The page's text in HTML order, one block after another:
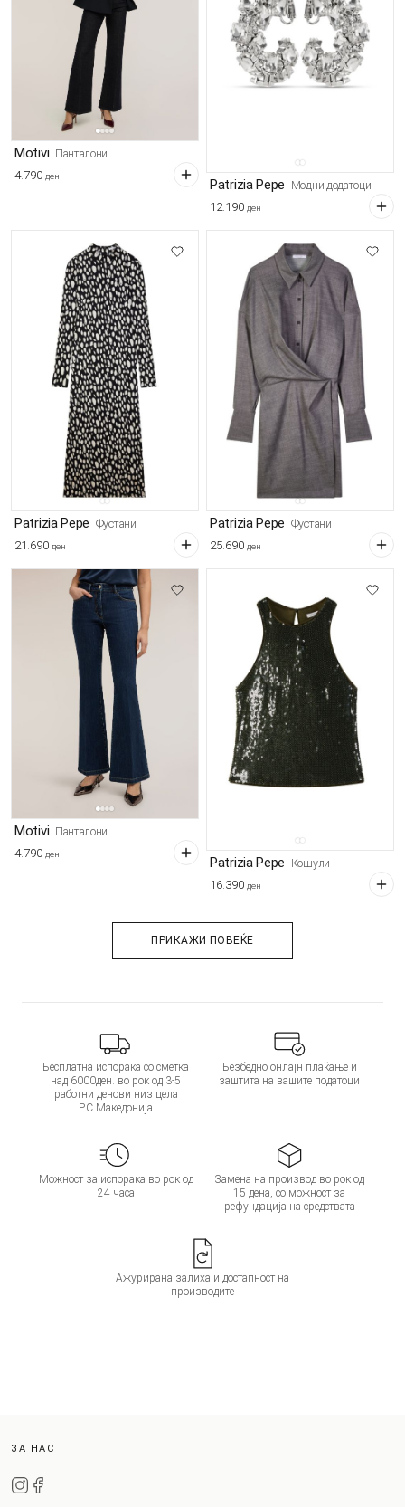
Motivi Панталони
4.790 ден
Patrizia Pepe Модни додатоци
12.190 ден
Patrizia Pepe Фустани
21.690 ден
Patrizia Pepe Фустани
25.690 ден
Motivi Панталони
4.790 ден
Patrizia Pepe Кошули
16.390 ден
ПРИКАЖИ ПОВЕЌЕ
Бесплатна испорака со сметка
над 6000ден. во рок од 3-5
работни денови низ цела
Р.С.Македонија
Безбедно онлајн плаќање и
заштита на вашите податоци
Можност за испорака во рок од
24 часа
Замена на производ во рок од
15 дена, со можност за
рефундација на средствата
Ажурирана залиха и достапност на
производите
ЗА НАС